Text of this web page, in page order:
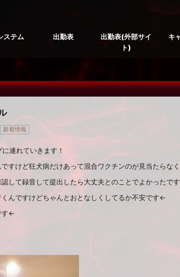
ステム 出勤表
出勤表(外部サイ
ト)
キ
新着情報
連れていきます！
すけど狂犬病だけあって混合ワクチンのが見当たらな
して録音して提出したら大丈夫とのことでよかったで
んですけどちゃんとおとなしくしてるか不安です←
す←